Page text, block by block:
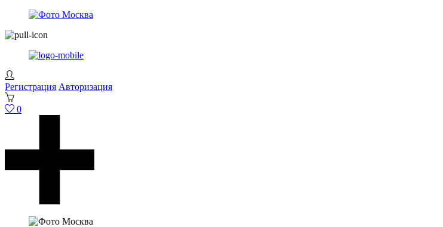
Регистрация Авторизация
0